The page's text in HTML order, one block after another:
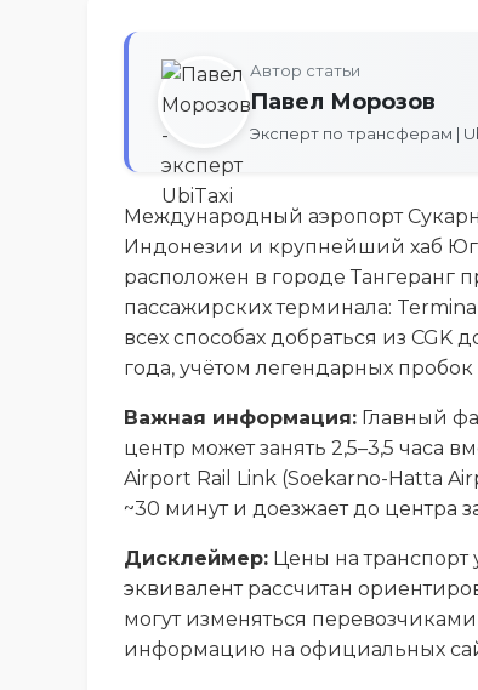
Автор статьи
Павел Морозов
Эксперт по трансферам |
Международный аэропорт
Индонезии и крупнейший хаб
расположен в городе Тангеранг
пассажирских терминала:
всех способах добраться из
года, учётом легендарных
Важная информация: Главный
центр может занять 2,5–3,5 часа
Airport Rail Link (Soekarno-Hatta
~30 минут и доезжает до центра
Дисклеймер: Цены на транспорт
эквивалент рассчитан
могут изменяться
информацию на официальных